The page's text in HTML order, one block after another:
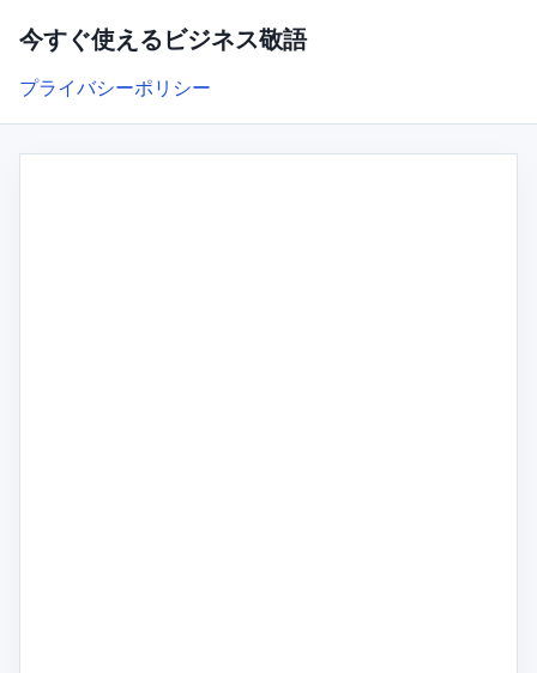
今すぐ使えるビジネス敬語
プライバシーポリシー